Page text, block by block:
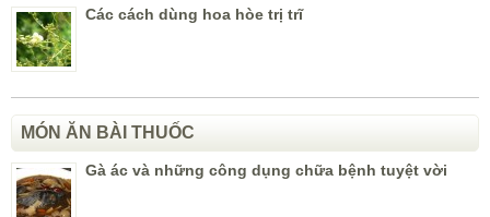
Các cách dùng hoa hòe trị trĩ
MÓN ĂN BÀI THUỐC
Gà ác và những công dụng chữa bệnh tuyệt vời